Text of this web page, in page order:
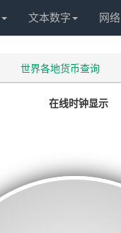
文本数字 网络
世界各地货币查询
在线时钟显示